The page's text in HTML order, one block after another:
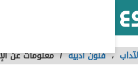
،فنون أدبية /معلومات عن